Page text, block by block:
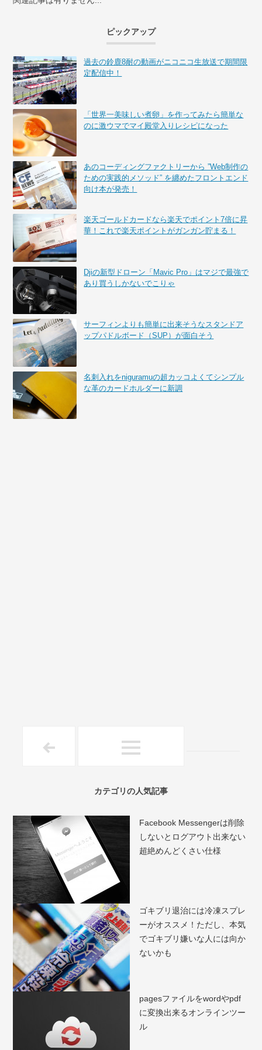
ピックアップ
過去の鈴鹿8耐の動画がニコニコ生放送で期間限
定配信中！
「世界一美味しい煮卵」を作ってみたら簡単な
のに激ウマでマイ殿堂入りレシピになった
あのコーディングファクトリーから ”Web制作の
ための実践的メソッド” を纏めたフロントエンド
向け本が発売！
楽天ゴールドカードなら楽天でポイント7倍に昇
華！これで楽天ポイントがガンガン貯まる！
Djiの新型ドローン「Mavic Pro」はマジで最強で
あり買うしかないでこりゃ
サーフィンよりも簡単に出来そうなスタンドア
ップパドルボード（SUP）が面白そう
名刺入れをniguramuの超カッコよくてシンプル
な革のカードホルダーに新調
カテゴリの人気記事
Facebook Messengerは削除
しないとログアウト出来ない
超絶めんどくさい仕様
ゴキブリ退治には冷凍スプレ
ーがオススメ！ただし、本気
でゴキブリ嫌いな人には向か
ないかも
pagesファイルをwordやpdf
に変換出来るオンラインツー
ル